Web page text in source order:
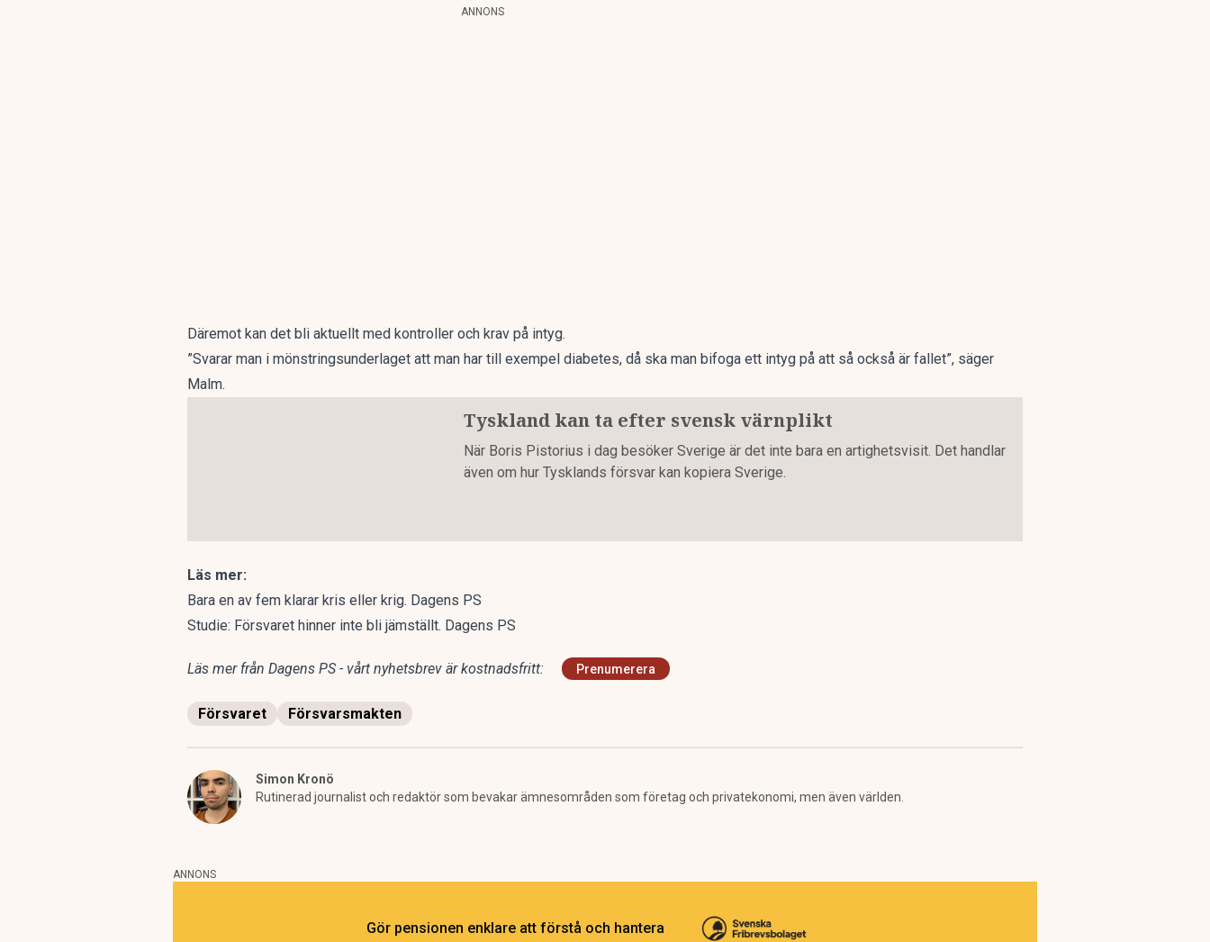
ANNONS
Däremot kan det bli aktuellt med kontroller och krav på intyg.
”Svarar man i mönstringsunderlaget att man har till exempel diabetes, då ska man bifoga ett intyg på att så också är fallet”, säger
Malm.
Tyskland kan ta efter svensk värnplikt
När Boris Pistorius i dag besöker Sverige är det inte bara en artighetsvisit. Det handlar
även om hur Tysklands försvar kan kopiera Sverige.
Läs mer:
Bara en av fem klarar kris eller krig. Dagens PS
Studie: Försvaret hinner inte bli jämställt. Dagens PS
Läs mer från Dagens PS - vårt nyhetsbrev är kostnadsfritt: Prenumerera
Försvaret Försvarsmakten
Simon Kronö
Rutinerad journalist och redaktör som bevakar ämnesområden som företag och privatekonomi, men även världen.
ANNONS
Gör pensionen enklare att förstå och hantera